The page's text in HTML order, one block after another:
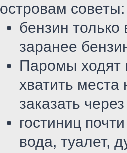
островам советы:
бензин только
заранее
Паромы ходят
хватить
заказать
гостиниц
вода, туалет,